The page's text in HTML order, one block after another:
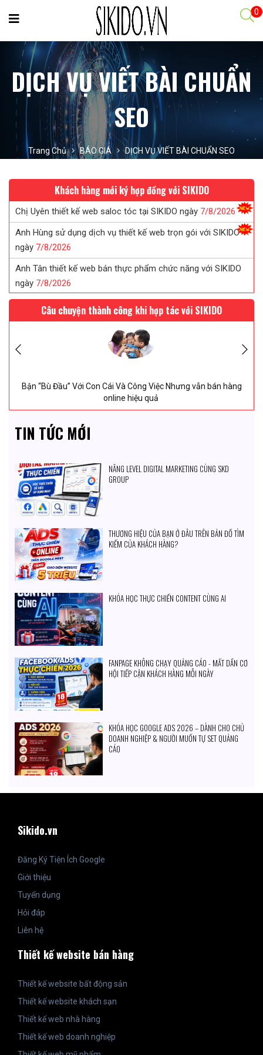
0
DỊCH VỤ VIẾT BÀI CHUẨN
SEO
Trang Chủ BÁO GIÁ DỊCH VỤ VIẾT BÀI CHUẨN SEO
Khách hàng mới ký hợp đồng với SIKIDO
Chị Uyên thiết kế web saloc tóc tại SIKIDO ngày 7/8/2026
Anh Hùng sử dụng dịch vụ thiết kế web trọn gói với SIKIDO
ngày 7/8/2026
Anh Tân thiết kế web bán thực phẩm chức năng với SIKIDO
ngày 7/8/2026
Anh Khang sau khi tk web tại SIKIDO đã giới thiệu khách sử
dụng7/8/2026
Chị Tuyết đã tin tưởng ký web in ấn sau khi được SIKIDO tư
vấn...
Câu chuyện thành công khi hợp tác với SIKIDO
Bận “Bù Đầu” Với Con Cái Và Công Việc Nhưng vẫn bán hàng
online hiệu quả
TIN TỨC MỚI
NÂNG LEVEL DIGITAL MARKETING CÙNG SKD
GROUP
THƯƠNG HIỆU CỦA BẠN Ở ĐÂU TRÊN BẢN ĐỒ TÌM
KIẾM CỦA KHÁCH HÀNG?
KHÓA HỌC THỰC CHIẾN CONTENT CÙNG AI
FANPAGE KHÔNG CHẠY QUẢNG CÁO - MẤT DẦN CƠ
HỘI TIẾP CẬN KHÁCH HÀNG MỖI NGÀY
KHÓA HỌC GOOGLE ADS 2026 – DÀNH CHO CHỦ
DOANH NGHIỆP & NGƯỜI MUỐN TỰ SET QUẢNG
CÁO
Sikido.vn
Đăng Ký Tiện Ích Google
Giới thiệu
Tuyển dụng
Hỏi đáp
Liên hệ
Thiết kế website bán hàng
Thiết kế website bất động sản
Thiết kế website khách sạn
Thiết kế web nhà hàng
Thiết kế web doanh nghiệp